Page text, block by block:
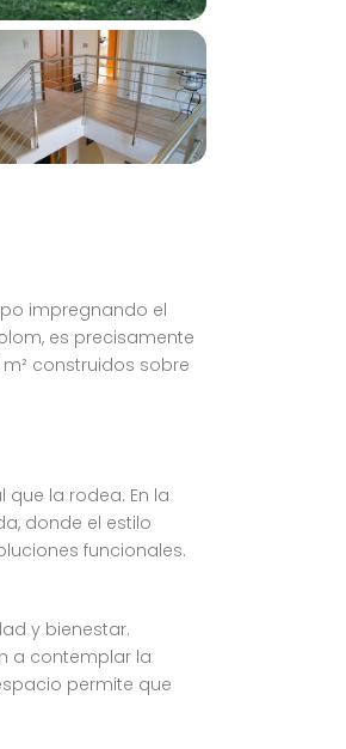
impregnando el
es precisamente
construidos sobre
la rodea. En la
donde el estilo
funcionales.
y bienestar.
a contemplar la
permite que